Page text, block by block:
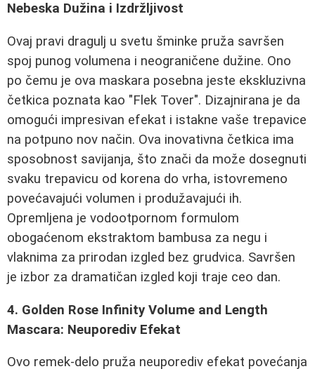
Nebeska Dužina i Izdržljivost
Ovaj pravi dragulj u svetu šminke pruža savršen
spoj punog volumena i neograničene dužine. Ono
po čemu je ova maskara posebna jeste ekskluzivna
četkica poznata kao "Flek Tover". Dizajnirana je da
omogući impresivan efekat i istakne vaše trepavice
na potpuno nov način. Ova inovativna četkica ima
sposobnost savijanja, što znači da može dosegnuti
svaku trepavicu od korena do vrha, istovremeno
povećavajući volumen i produžavajući ih.
Opremljena je vodootpornom formulom
obogaćenom ekstraktom bambusa za negu i
vlaknima za prirodan izgled bez grudvica. Savršen
je izbor za dramatičan izgled koji traje ceo dan.
4. Golden Rose Infinity Volume and Length
Mascara: Neuporediv Efekat
Ovo remek-delo pruža neuporediv efekat povećanja